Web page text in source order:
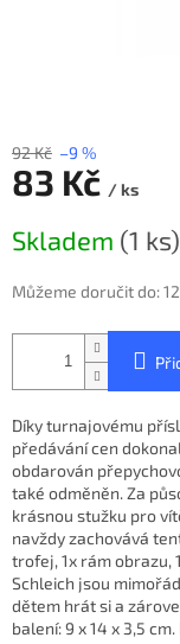
92 Kč –9 %
83 Kč / ks
cena:
Skladem (1 ks)
Můžeme doručit do:
Díky turnajovému
předávání cen
obdarován
také odměněn. Za
krásnou stužku pro
navždy zachovává
trofej, 1x rám obrazu,
Schleich jsou
dětem hrát si a
balení: 9 x 14 x 3,5